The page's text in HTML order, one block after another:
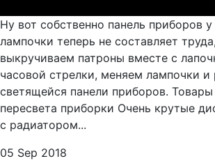
Ну вот собственно панель приборов у
лампочки теперь не составляет
выкручиваем патроны вместе с
часовой стрелки, меняем лампочки и
светящейся панели приборов.
пересвета приборки Очень крутые
с радиатором...
05 Sep 2018